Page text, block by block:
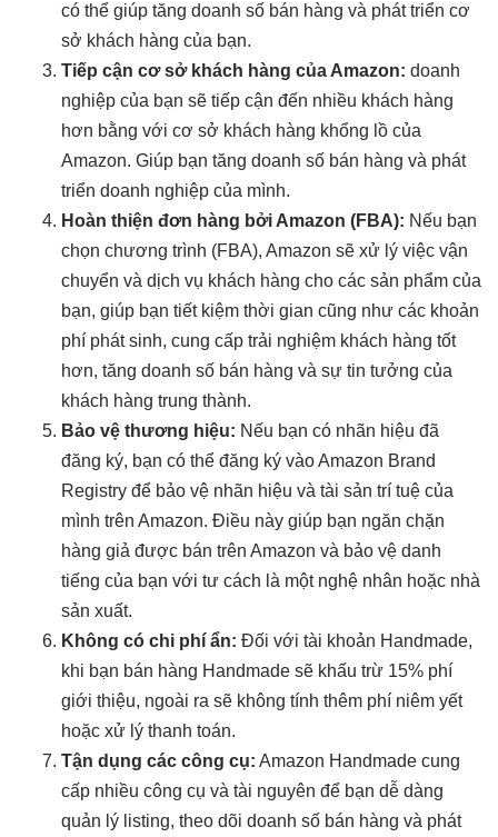
có thể giúp tăng doanh số bán hàng và phát triển cơ
sở khách hàng của bạn.
Tiếp cận cơ sở khách hàng của Amazon: doanh
nghiệp của bạn sẽ tiếp cận đến nhiều khách hàng
hơn bằng với cơ sở khách hàng khổng lồ của
Amazon. Giúp bạn tăng doanh số bán hàng và phát
triển doanh nghiệp của mình.
Hoàn thiện đơn hàng bởi Amazon (FBA): Nếu bạn
chọn chương trình (FBA), Amazon sẽ xử lý việc vận
chuyển và dịch vụ khách hàng cho các sản phẩm của
bạn, giúp bạn tiết kiệm thời gian cũng như các khoản
phí phát sinh, cung cấp trải nghiệm khách hàng tốt
hơn, tăng doanh số bán hàng và sự tin tưởng của
khách hàng trung thành.
Bảo vệ thương hiệu: Nếu bạn có nhãn hiệu đã
đăng ký, bạn có thể đăng ký vào Amazon Brand
Registry để bảo vệ nhãn hiệu và tài sản trí tuệ của
mình trên Amazon. Điều này giúp bạn ngăn chặn
hàng giả được bán trên Amazon và bảo vệ danh
tiếng của bạn với tư cách là một nghệ nhân hoặc nhà
sản xuất.
Không có chi phí ẩn: Đối với tài khoản Handmade,
khi bạn bán hàng Handmade sẽ khấu trừ 15% phí
giới thiệu, ngoài ra sẽ không tính thêm phí niêm yết
hoặc xử lý thanh toán.
Tận dụng các công cụ: Amazon Handmade cung
cấp nhiều công cụ và tài nguyên để bạn dễ dàng
quản lý listing, theo dõi doanh số bán hàng và phát